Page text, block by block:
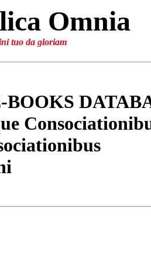
Omnia
tuo da gloriam